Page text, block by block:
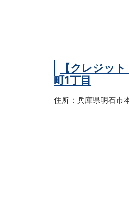
【クレジッ
町1丁目
住所：兵庫県明石市